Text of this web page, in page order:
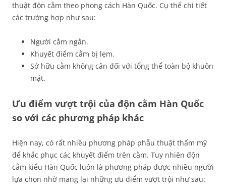
thuật độn cằm theo phong cách Hàn Quốc. Cụ thể chi tiết
các trường hợp như sau:
Người cằm ngắn.
Khuyết điểm cằm bị lẹm.
Sở hữu cằm không cân đối với tổng thể toàn bộ khuôn
mặt.
Ưu điểm vượt trội của độn cằm Hàn Quốc
so với các phương pháp khác
Hiện nay, có rất nhiều phương pháp phẫu thuật thẩm mỹ
để khắc phục các khuyết điểm trên cằm. Tuy nhiên độn
cằm kiểu Hàn Quốc luôn là phương pháp được nhiều người
lựa chọn nhờ mang lại những ưu điểm vượt trội như sau: